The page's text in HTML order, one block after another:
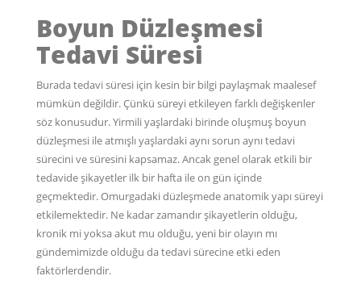
Boyun Düzleşmesi
Tedavi Süresi
Burada tedavi süresi için kesin bir bilgi paylaşmak maalesef
mümkün değildir. Çünkü süreyi etkileyen farklı değişkenler
söz konusudur. Yirmili yaşlardaki birinde oluşmuş boyun
düzleşmesi ile atmışlı yaşlardaki aynı sorun aynı tedavi
sürecini ve süresini kapsamaz. Ancak genel olarak etkili bir
tedavide şikayetler ilk bir hafta ile on gün içinde
geçmektedir. Omurgadaki düzleşmede anatomik yapı süreyi
etkilemektedir. Ne kadar zamandır şikayetlerin olduğu,
kronik mi yoksa akut mu olduğu, yeni bir olayın mı
gündemimizde olduğu da tedavi sürecine etki eden
faktörlerdendir.